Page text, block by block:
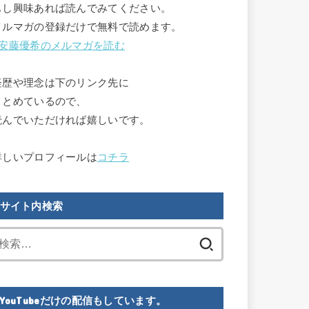
し興味あれば読んでみてください。
ルマガの登録だけで無料で読めます。
藤優希のメルマガを読む
歴や理念は下のリンク先に
とめているので、
んでいただければ嬉しいです。
しいプロフィールはコチラ
サイト内検索
YouTubeだけの配信もしています。